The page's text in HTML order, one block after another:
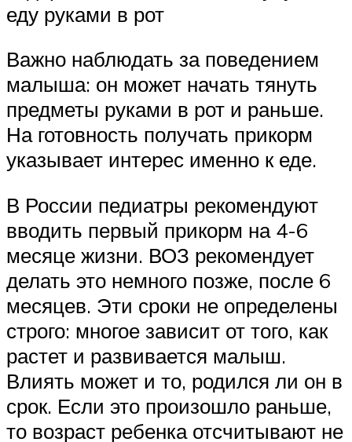
еду руками в рот
Важно наблюдать за поведением
малыша: он может начать тянуть
предметы руками в рот и раньше.
На готовность получать прикорм
указывает интерес именно к еде.
В России педиатры рекомендуют
вводить первый прикорм на 4-6
месяце жизни. ВОЗ рекомендует
делать это немного позже, после 6
месяцев. Эти сроки не определены
строго: многое зависит от того, как
растет и развивается малыш.
Влиять может и то, родился ли он в
срок. Если это произошло раньше,
то возраст ребенка отсчитывают не